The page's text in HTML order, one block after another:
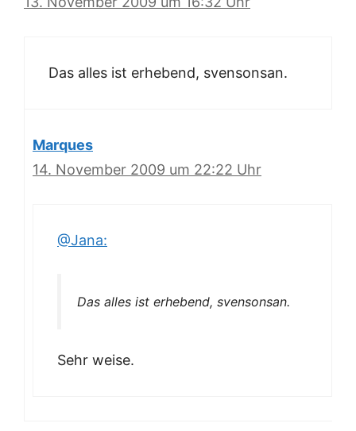
Das alles ist erhebend, svensonsan.
Marques
14. November 2009 um 22:22 Uhr
@Jana:
Das alles ist erhebend, svensonsan.
Sehr weise.